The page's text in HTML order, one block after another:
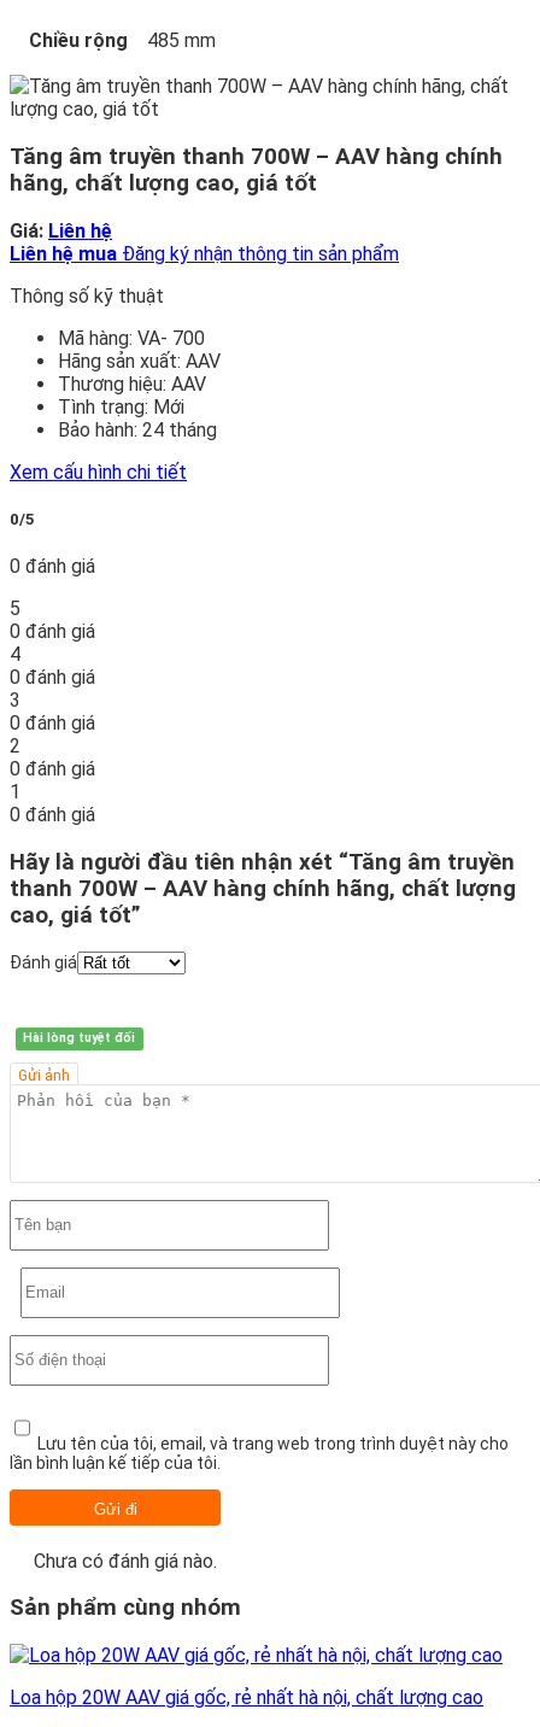
Chiều rộng 485 mm
Tăng âm truyền thanh 700W – AAV hàng chính
hãng, chất lượng cao, giá tốt
Giá: Liên hệ
Liên hệ mua Đăng ký nhận thông tin sản phẩm
Thông số kỹ thuật
Mã hàng: VA- 700
Hãng sản xuất: AAV
Thương hiệu: AAV
Tình trạng: Mới
Bảo hành: 24 tháng
Xem cấu hình chi tiết
0/5
0 đánh giá
5
0 đánh giá
4
0 đánh giá
3
0 đánh giá
2
0 đánh giá
1
0 đánh giá
Hãy là người đầu tiên nhận xét “Tăng âm truyền
thanh 700W – AAV hàng chính hãng, chất lượng
cao, giá tốt”
Đánh giá
Hài lòng tuyệt đối
Gửi ảnh
Lưu tên của tôi, email, và trang web trong trình duyệt này cho
lần bình luận kế tiếp của tôi.
Chưa có đánh giá nào.
Sản phẩm cùng nhóm
Loa hộp 20W AAV giá gốc, rẻ nhất hà nội, chất lượng cao